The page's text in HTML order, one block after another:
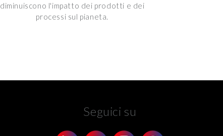
diminuiscono l'impatto dei prodotti e dei
processi sul pianeta.
Seguici su